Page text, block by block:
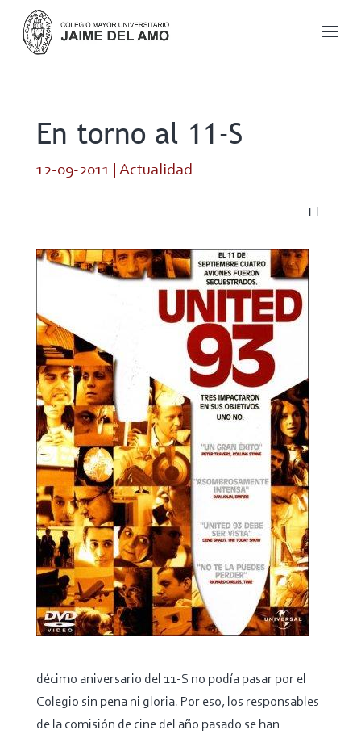
En torno al 11-S
12-09-2011 Actualidad
El
décimo aniversario del 11-S no podía pasar por el
Colegio sin pena ni gloria. Por eso, los responsables
de la comisión de cine del año pasado se han